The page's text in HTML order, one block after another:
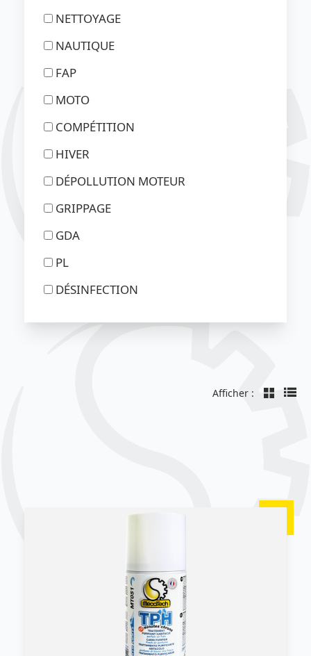
NETTOYAGE
NAUTIQUE
FAP
MOTO
COMPÉTITION
HIVER
DÉPOLLUTION MOTEUR
GRIPPAGE
GDA
PL
DÉSINFECTION
Afficher :